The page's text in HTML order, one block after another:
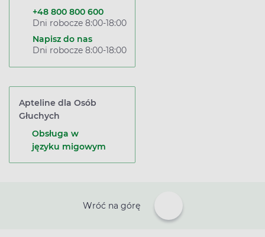
+48 800 800 600
Dni robocze 8:00-18:00
Napisz do nas
Dni robocze 8:00-18:00
Apteline dla Osób
Głuchych
Obsługa w
języku migowym
Wróć na górę